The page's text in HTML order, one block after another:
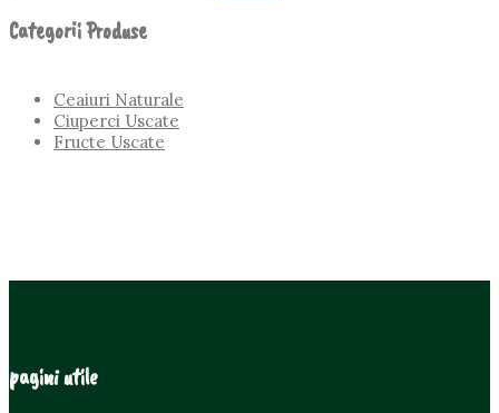
Categorii Produse
Ceaiuri Naturale
Ciuperci Uscate
Fructe Uscate
pagini utile